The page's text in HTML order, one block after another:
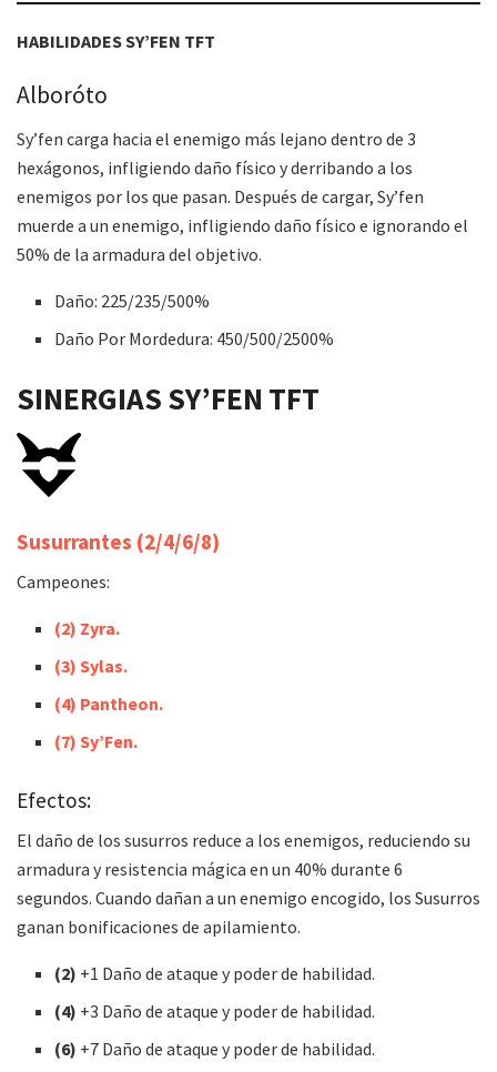
HABILIDADESSY’FEN TFT
Alboróto
Sy’fen carga hacia el enemigo más lejano dentro de 3
hexágonos, infligiendo daño físico y derribando a los
enemigos por los que pasan. Después de cargar, Sy’fen
muerde a un enemigo, infligiendo daño físico e ignorando el
50% de la armadura del objetivo.
Daño: 225/235/500%
Daño Por Mordedura: 450/500/2500%
SINERGIAS SY’FEN TFT
Susurrantes (2/4/6/8)
Campeones:
(2) Zyra.
(3) Sylas.
(4) Pantheon.
(7) Sy’Fen.
Efectos:
El daño de los susurros reduce a los enemigos, reduciendo su
armadura y resistencia mágica en un 40% durante 6
segundos. Cuando dañan a un enemigo encogido, los Susurros
ganan bonificaciones de apilamiento.
(2) +1 Daño de ataque y poder de habilidad.
(4) +3 Daño de ataque y poder de habilidad.
(6) +7 Daño de ataque y poder de habilidad.